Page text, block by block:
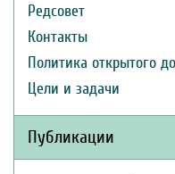
Редсовет
Контакты
Политика открытого
Цели и задачи
Публикации